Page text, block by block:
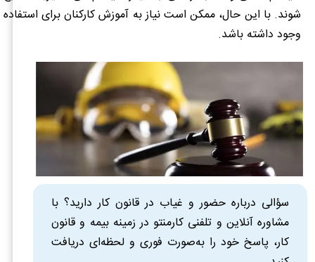
شوند. با این حال، ممکن است نیاز به آموزش کارکنان برای استفاده
وجود داشته باشد.
سؤالی درباره حضور و غیاب در قانون کار دارید؟ با
مشاوره آنلاین و تلفنی کارمنتو در زمینه بیمه و قانون
کار، پاسخ خود را به‌صورت فوری و لحظه‌ای دریافت